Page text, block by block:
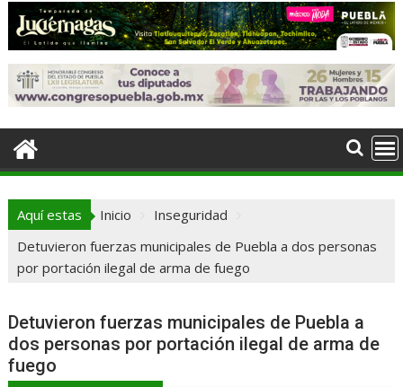
Aquí estas Inicio
Inseguridad
Detuvieron fuerzas municipales de Puebla a dos personas
por portación ilegal de arma de fuego
Detuvieron fuerzas municipales de Puebla a
dos personas por portación ilegal de arma de
fuego